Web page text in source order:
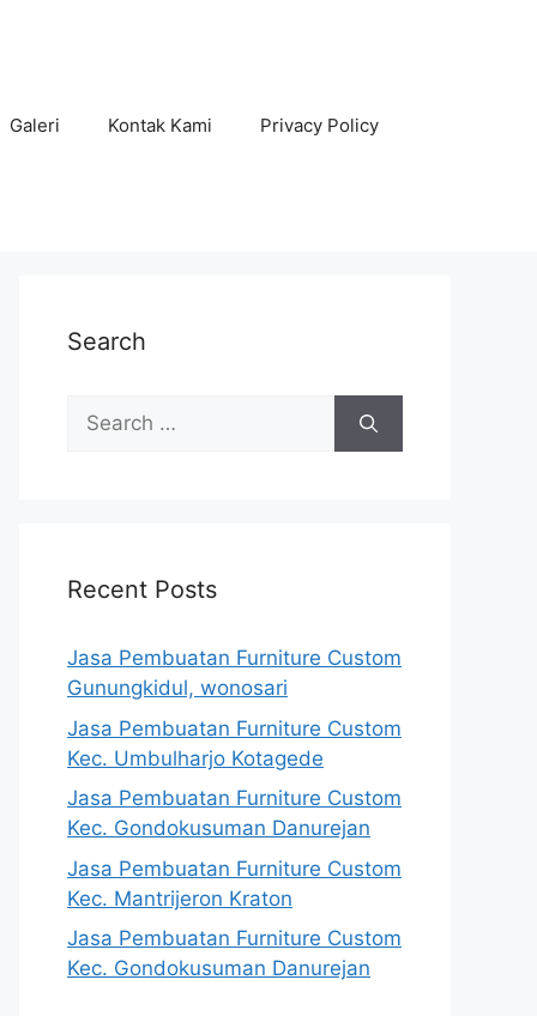
Galeri Kontak Kami Privacy Policy
Search
Search
for:
Recent Posts
Jasa Pembuatan Furniture Custom
Gunungkidul, wonosari
Jasa Pembuatan Furniture Custom
Kec. Umbulharjo Kotagede
Jasa Pembuatan Furniture Custom
Kec. Gondokusuman Danurejan
Jasa Pembuatan Furniture Custom
Kec. Mantrijeron Kraton
Jasa Pembuatan Furniture Custom
Kec. Gondokusuman Danurejan